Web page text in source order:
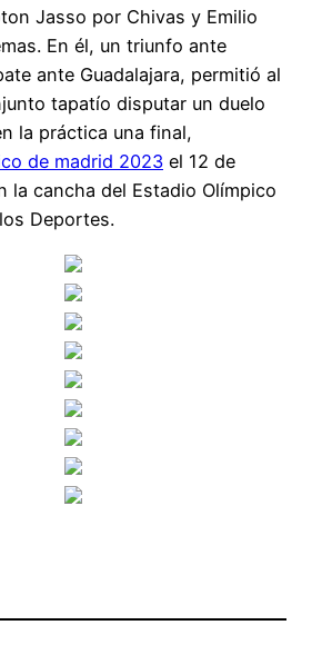
Jasso por Chivas y Emilio
En él, un triunfo ante
ante Guadalajara, permitió al
tapatío disputar un duelo
la práctica una final,
de madrid 2023 el 12 de
la cancha del Estadio Olímpico
Deportes.